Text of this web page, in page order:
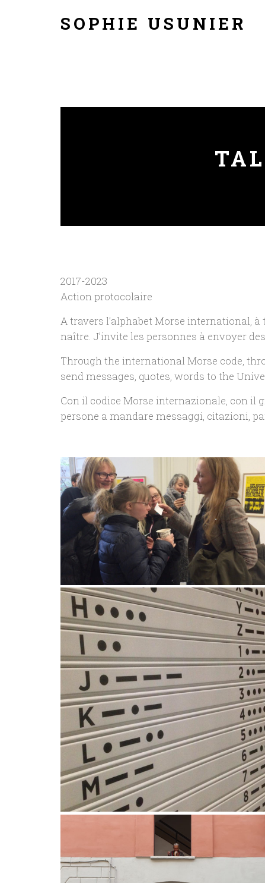
SOPHIE USUNIER
2017-2023
Action protocolaire
A travers l’alphabet Morse international,
naître. J’invite les personnes à envoyer
Through the international Morse code,
send messages, quotes, words to the
Con il codice Morse internazionale, con il
persone a mandare messaggi, citazioni,